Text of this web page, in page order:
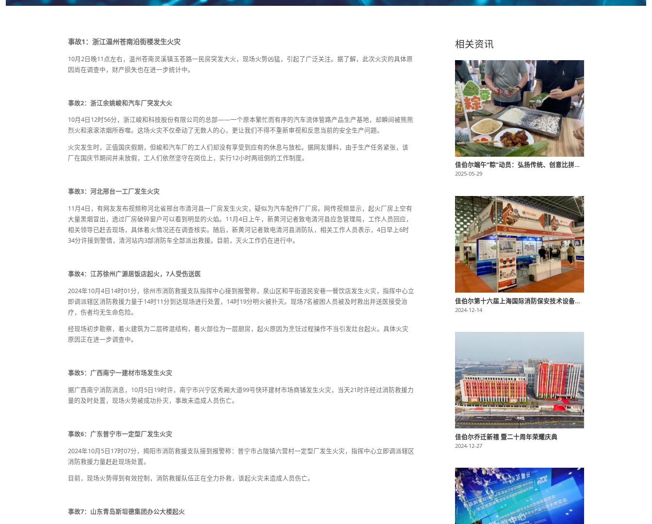
事故1：浙江温州苍南沿街楼发生火灾
10月2日晚11点左右，温州苍南灵溪镇玉苍路一民房突发大火，现场火势凶猛，引起了广泛关注。据了解，此次火灾的具体原
因尚在调查中，财产损失也在进一步统计中。
事故2：浙江余姚峻和汽车厂突发大火
10月4日12时56分，浙江峻和科技股份有限公司的总部——一个原本繁忙而有序的汽车流体管路产品生产基地，却瞬间被熊熊
烈火和滚滚浓烟所吞噬。这场火灾不仅牵动了无数人的心，更让我们不得不重新审视和反思当前的安全生产问题。
火灾发生时，正值国庆假期，但峻和汽车厂的工人们却没有享受到应有的休息与放松。据网友爆料，由于生产任务紧张，该
厂在国庆节期间并未放假，工人们依然坚守在岗位上，实行12小时两班倒的工作制度。
事故3：河北邢台一工厂发生火灾
11月4日，有网友发布视频称河北省邢台市清河县一厂房发生火灾，疑似为汽车配件厂厂房。网传视频显示，起火厂房上空有
大量黑烟冒出，透过厂房破碎窗户可以看到明显的火焰。11月4日上午，新黄河记者致电清河县应急管理局，工作人员回应，
相关领导已赶去现场，具体着火情况还在调查核实。随后，新黄河记者致电清河县消防队，相关工作人员表示，4日早上6时
34分许接到警情，清河站内3部消防车全部派出救援。目前，灭火工作仍在进行中。
事故4：江苏徐州广源居饭店起火，7人受伤送医
2024年10月4日14时01分，徐州市消防救援支队指挥中心接到报警称，泉山区和平街道民安巷一餐饮店发生火灾，指挥中心立
即调派辖区消防救援力量于14时11分到达现场进行处置，14时19分明火被扑灭。现场7名被困人员被及时救出并送医接受治
疗，伤者均无生命危险。
经现场初步勘察，着火建筑为二层砖混结构，着火部位为一层厨房，起火原因为烹饪过程操作不当引发灶台起火。具体火灾
原因正在进一步调查中。
事故5：广西南宁一建材市场发生火灾
据广西南宁消防消息，10月5日19时许，南宁市兴宁区秀厢大道99号快环建材市场商铺发生火灾，当天21时许经过消防救援力
量的及时处置，现场火势被成功扑灭，事故未造成人员伤亡。
事故6：广东普宁市一定型厂发生火灾
2024年10月5日17时07分，揭阳市消防救援支队接到报警称：普宁市占陇镇六营村一定型厂发生火灾，指挥中心立即调派辖区
消防救援力量赶赴现场处置。
目前，现场火势得到有效控制，消防救援队伍正在全力扑救，该起火灾未造成人员伤亡。
事故7：山东青岛斯坦德集团办公大楼起火
相关资讯
佳伯尔端午“粽”动员：弘扬传统、创意比拼，凝聚企业向心力
2025-05-29
佳伯尔第十六届上海国际消防保安技术设备展览会圆满收官！
2024-12-14
佳伯尔乔迁新禧 暨二十周年荣耀庆典
2024-12-27